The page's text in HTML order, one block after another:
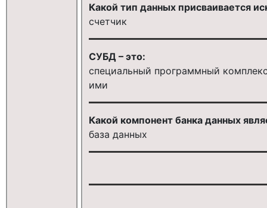
Какой тип данных присваивается
счетчик
СУБД – это:
специальный программный
ими
Какой компонент банка данных
база данных